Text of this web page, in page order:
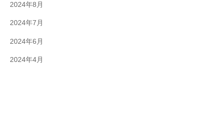
2024年8月
2024年7月
2024年6月
2024年4月